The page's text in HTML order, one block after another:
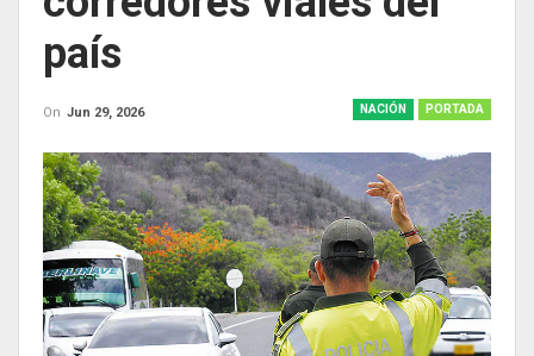
país
NACIÓN PORTADA
On Jun 29, 2026